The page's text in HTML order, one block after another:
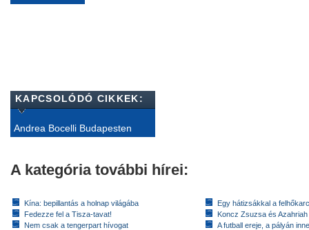
KAPCSOLÓDÓ CIKKEK:
Andrea Bocelli Budapesten
A kategória további hírei:
Kína: bepillantás a holnap világába
Fedezze fel a Tisza-tavat!
Nem csak a tengerpart hívogat
Egy hátizsákkal a
Koncz Zsuzsa és
A futball ereje, a pályán